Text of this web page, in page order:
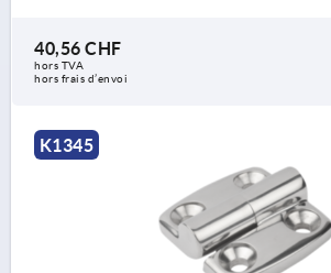
40,56 CHF
hors TVA
hors frais d’envoi
K1345